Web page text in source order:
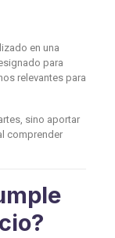
en una
para
relevantes para
sino aportar
comprender